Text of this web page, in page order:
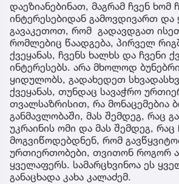
დაეზიანებინათ, მაგრამ ჩვენ ხომ
ინტერესებიდან გამოვდივართ
გავაკეთოთ, რომ გადავდგათ ისეთ
რომლებიც წაადგება, პირველ
ქვეყანას, ჩვენს ხალხს და ჩვენი
ინტერესებს. არა მხოლოდ
ყიდულობს, გადახედეთ
ქვეყანას, თუნდაც სავაჭრო
თვალსაზრისით, რა მონაცემებია
განმავლობაში, მას შემდეგ, რაც
უკრაინის ომი და მას შემდეგ, რაც
მოგვიწოდებდნენ, რომ
ურთიერთობები, თვითონ როგორ
ყველაფერს. სამარცხვინოა ეს
განაცხადა კახა კალაძემ.